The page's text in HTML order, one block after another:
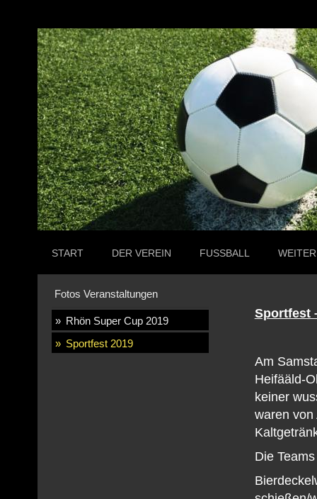
START DER VEREIN FUSSBALL
Sportfest
Am
Heifääld-
keiner
waren von
Die
Fotos Veranstaltungen
Rhön Super Cup 2019
Sportfest 2019